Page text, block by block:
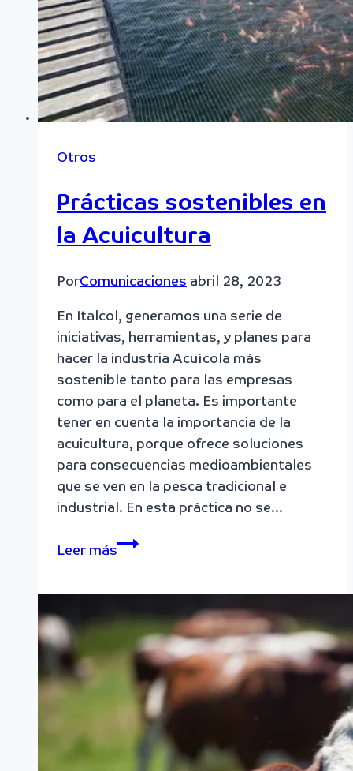
Otros
Prácticas sostenibles en
la Acuicultura
PorComunicaciones abril 28, 2023
En Italcol, generamos una serie de
iniciativas, herramientas, y planes para
hacer la industria Acuícola más
sostenible tanto para las empresas
como para el planeta. Es importante
tener en cuenta la importancia de la
acuicultura, porque ofrece soluciones
para consecuencias medioambientales
que se ven en la pesca tradicional e
industrial. En esta práctica no se…
Leer más
Prácticas
Acuicultura